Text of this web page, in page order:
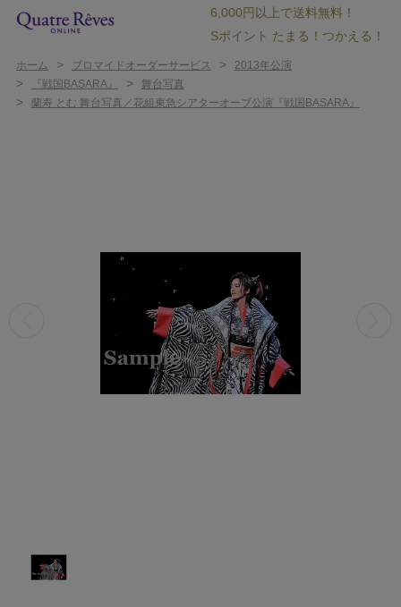
6,000円以上で送料無料！
Sポイント たまる！つかえる！
ホーム > ブロマイドオーダーサービス > 2013年公演
> 『戦国BASARA』 > 舞台写真
> 蘭寿 とむ 舞台写真／花組東急シアターオーブ公演『戦国BASARA』